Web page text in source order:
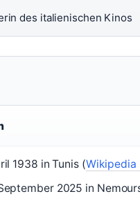
des italienischen Kinos
1938 in Tunis (Wikipedia
2025 in